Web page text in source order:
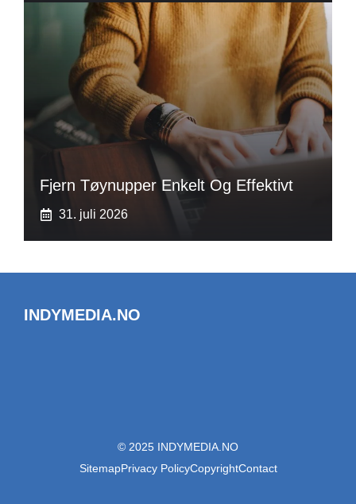
Fjern Tøynupper Enkelt Og Effektivt
31. juli 2026
INDYMEDIA.NO
© 2025 INDYMEDIA.NO
SitemapPrivacy PolicyCopyrightContact